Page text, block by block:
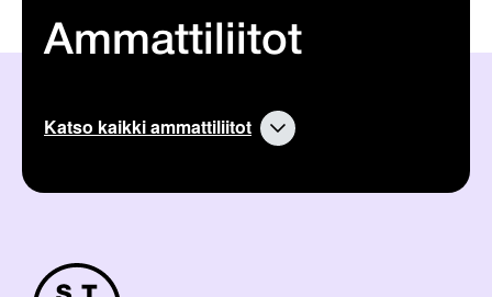
Ammattiliitot
Katso kaikki ammattiliitot